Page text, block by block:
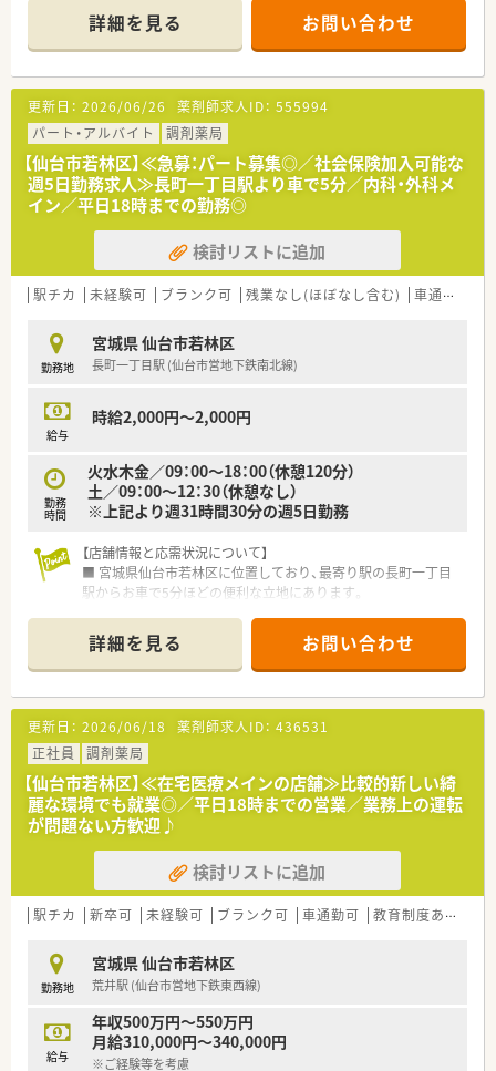
の処方箋枚数は約250枚にのぼります。
■正社員薬剤師6名とパート2名、事務7名が在籍し、若手を中心
に活気のある雰囲気で運営しています。
【求人情報について】
■これまでのご経験やスキルを十分に考慮し、年収450万円から
550万円の範囲で優遇いたします。
■週休2.5日制を採用しており、年間休日は120日と、プライベー
トの時間も大切にできます。
■月々の薬剤師手当や定額業務手当に加え、充実した福利厚生で
社員の生活をしっかりと支えます。
【法人特徴について】
■仙台市を中心に20店舗以上を展開する地域密着型の薬局で、
原則として転居を伴う異動はありません。
出店を続ける急成長中の企業です。
■地域医療への貢献を第一に考え、かかりつけ薬局機能の強化や
在宅医療の推進に注力しています。
詳細を見る お問い合わせ
更新日： 2026/06/26 薬剤師求人ID： 555994
パート・アルバイト
調剤薬局
【仙台市若林区】≪急募：パート募集◎／社会保険加入可能な
週5日勤務求人≫長町一丁目駅より車で5分／内科・外科メ
イン／平日18時までの勤務◎
検討リストに追加
駅チカ 未経験可 ブランク可 残業なし(ほぼなし含む) 車通勤可
勤務地
宮城県 仙台市若林区
長町一丁目駅 (仙台市営地下鉄南北線)
給与
時給2,000円～2,000円
勤務
時間
火水木金／09：00～18：00（休憩120分）
土／09：00～12：30（休憩なし）
※上記より週31時間30分の週5日勤務
【店舗情報と応需状況について】
■ 宮城県仙台市若林区に位置しており、最寄り駅の長町一丁目
駅からお車で5分ほどの便利な立地にあります。
の平均枚数は60枚ほどとなっています。
■ 処方科目については内科と外科がメインであり、特定の専門
科目に偏らず幅広い知見を得られる環境です。
【募集背景と求める人物像について】
■ 週5日勤務、週休2.5日で社会保険加入が可能なパート求人で
す◎
■周囲のスタッフと協調性を持って業務に取り組める方を歓迎
します。
■ 調剤の実務経験が浅い未経験者やブランクのある方について
も相談可能です◎
【勤務実態について】
■ 残業はほとんど発生しない環境が整っているため、閉局時間
である18時には速やかに退社することが可能です。
予定とも両立しやすい勤務形態です。
■ 常に複数名の薬剤師が勤務する体制が整えられているため、
一人きりで過度な負担がかかることはありません。
詳細を見る お問い合わせ
更新日： 2026/06/18 薬剤師求人ID： 436531
正社員
調剤薬局
【仙台市若林区】≪在宅医療メインの店舗≫比較的新しい綺
麗な環境でも就業◎／平日18時までの営業／業務上の運転
が問題ない方歓迎♪
検討リストに追加
駅チカ 新卒可 未経験可 ブランク可 車通勤可 教育制度あり
勤務地
宮城県 仙台市若林区
荒井駅 (仙台市営地下鉄東西線)
給与
年収500万円～550万円
月給310,000円～340,000円
※ご経験等を考慮